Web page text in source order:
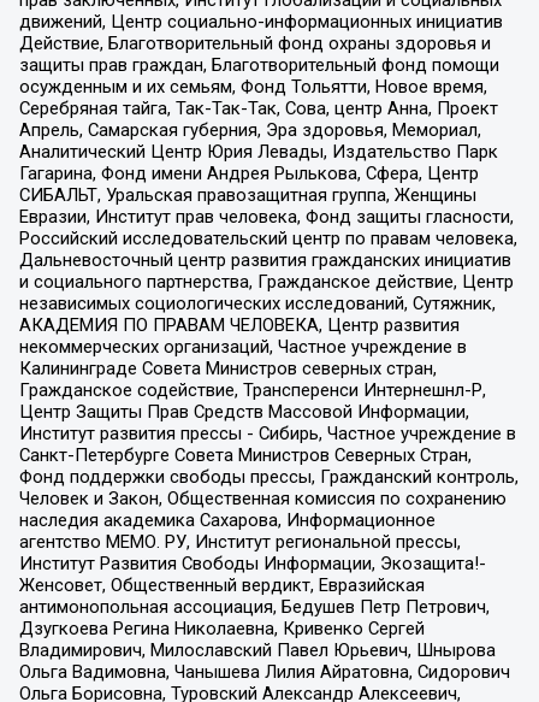
движений, Центр социально-информационных инициатив
Действие, Благотворительный фонд охраны здоровья и
защиты прав граждан, Благотворительный фонд помощи
осужденным и их семьям, Фонд Тольятти, Новое время,
Серебряная тайга, Так-Так-Так, Сова, центр Анна, Проект
Апрель, Самарская губерния, Эра здоровья, Мемориал,
Аналитический Центр Юрия Левады, Издательство Парк
Гагарина, Фонд имени Андрея Рылькова, Сфера, Центр
СИБАЛЬТ, Уральская правозащитная группа, Женщины
Евразии, Институт прав человека, Фонд защиты гласности,
Российский исследовательский центр по правам человека,
Дальневосточный центр развития гражданских инициатив
и социального партнерства, Гражданское действие, Центр
независимых социологических исследований, Сутяжник,
АКАДЕМИЯ ПО ПРАВАМ ЧЕЛОВЕКА, Центр развития
некоммерческих организаций, Частное учреждение в
Калининграде Совета Министров северных стран,
Гражданское содействие, Трансперенси Интернешнл-Р,
Центр Защиты Прав Средств Массовой Информации,
Институт развития прессы - Сибирь, Частное учреждение в
Санкт-Петербурге Совета Министров Северных Стран,
Фонд поддержки свободы прессы, Гражданский контроль,
Человек и Закон, Общественная комиссия по сохранению
наследия академика Сахарова, Информационное
агентство МЕМО. РУ, Институт региональной прессы,
Институт Развития Свободы Информации, Экозащита!-
Женсовет, Общественный вердикт, Евразийская
антимонопольная ассоциация, Бедушев Петр Петрович,
Дзугкоева Регина Николаевна, Кривенко Сергей
Владимирович, Милославский Павел Юрьевич, Шнырова
Ольга Вадимовна, Чанышева Лилия Айратовна, Сидорович
Ольга Борисовна, Туровский Александр Алексеевич,